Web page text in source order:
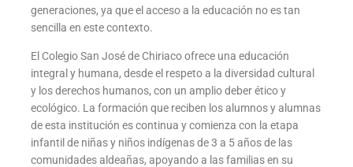
generaciones, ya que el acceso a la educación no es tan
sencilla en este contexto.
El Colegio San José de Chiriaco ofrece una educación
integral y humana, desde el respeto a la diversidad cultural
y los derechos humanos, con un amplio deber ético y
ecológico. La formación que reciben los alumnos y alumnas
de esta institución es continua y comienza con la etapa
infantil de niñas y niños indígenas de 3 a 5 años de las
comunidades aldeañas, apoyando a las familias en su